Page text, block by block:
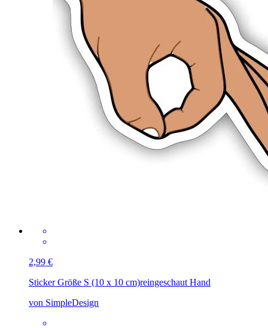
2,99 €
Sticker Größe S (10 x 10 cm)reingeschaut Hand
von SimpleDesign